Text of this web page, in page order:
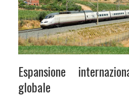
Espansione
globale